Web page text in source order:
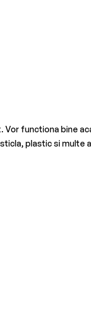
functiona bine
plastic si multe